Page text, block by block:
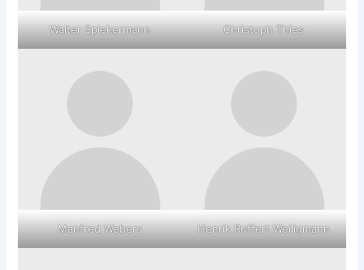
Walter Spiekermann Christoph Thies
Manfred Webers Henrik Ruffert Weiligmann